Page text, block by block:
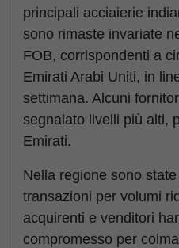
principali acciaierie
sono rimaste invariate
FOB, corrispondenti a
Emirati Arabi Uniti, in
settimana. Alcuni
segnalato livelli più alti,
Emirati.
Nella regione sono
transazioni per volumi
acquirenti e venditori
compromesso per